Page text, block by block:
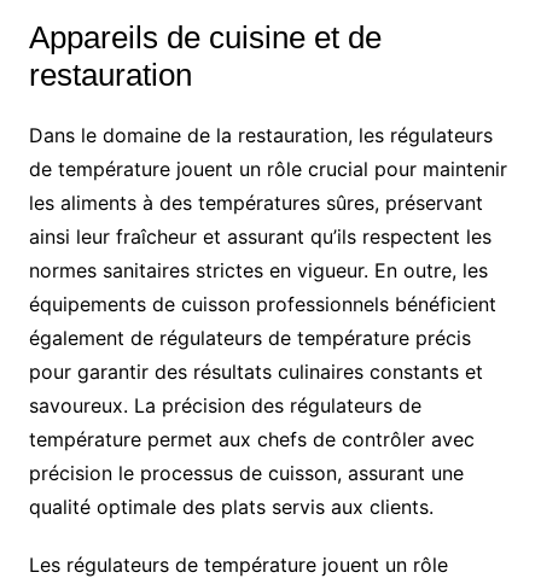
Appareils de cuisine et de
restauration
Dans le domaine de la restauration, les régulateurs
de température jouent un rôle crucial pour maintenir
les aliments à des températures sûres, préservant
ainsi leur fraîcheur et assurant qu’ils respectent les
normes sanitaires strictes en vigueur. En outre, les
équipements de cuisson professionnels bénéficient
également de régulateurs de température précis
pour garantir des résultats culinaires constants et
savoureux. La précision des régulateurs de
température permet aux chefs de contrôler avec
précision le processus de cuisson, assurant une
qualité optimale des plats servis aux clients.
Les régulateurs de température jouent un rôle